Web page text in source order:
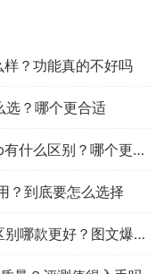
？功能真的不好吗
？哪个更合适
【差评太多】方太th26b和th29b有什么区别？哪个更合适
？到底要怎么选择
【用后说说】百得qe60和qe61区别哪款更好？图文爆料分析